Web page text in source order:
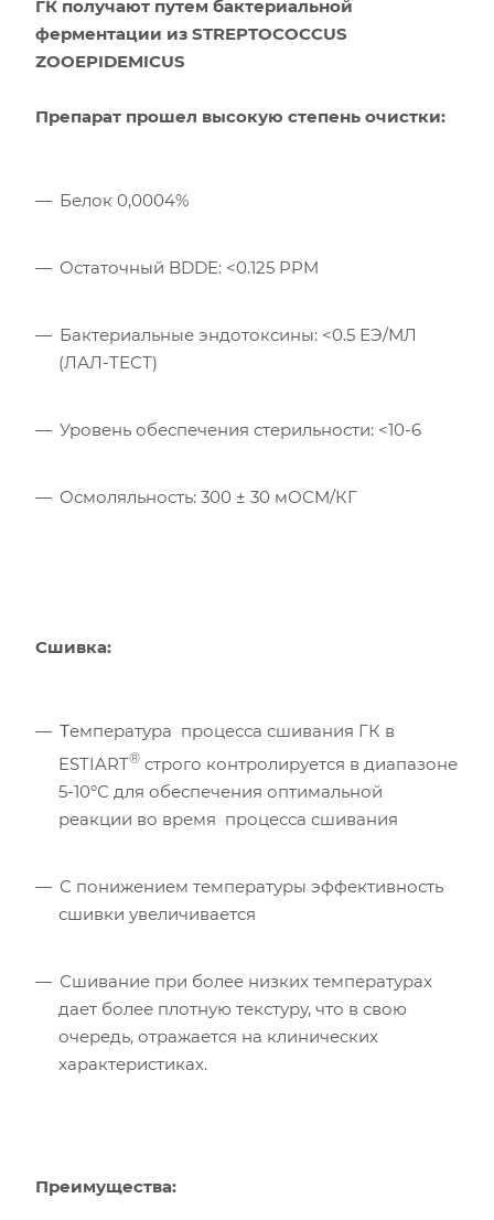
ГК получают путем бактериальной
ферментации из STREPTOCOCCUS
ZOOEPIDEMICUS
Препарат прошел высокую степень очистки:
Белок 0,0004%
Остаточный BDDE: <0.125 PPM
Бактериальные эндотоксины: <0.5 ЕЭ/МЛ
(ЛАЛ-ТЕСТ)
Уровень обеспечения стерильности: <10-6
Осмоляльность: 300 ± 30 мОСМ/КГ
Сшивка:
Τемпература процесса сшивания ГК в
ESTIART® строго контролируется в диапазоне
5-10°С для обеспечения оптимальной
реакции во время процесса сшивания
С понижением температуры эффективность
сшивки увеличивается
Сшивание при более низких температурах
дает более плотную текстуру, что в свою
очередь, отражается на клинических
характеристиках.
Преимущества: